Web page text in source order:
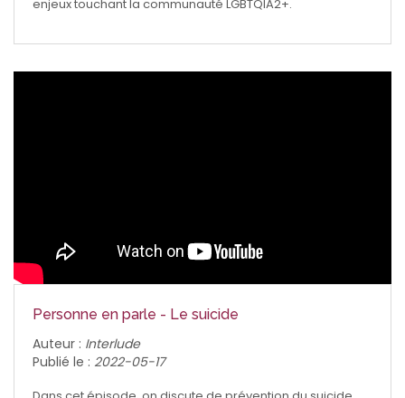
enjeux touchant la communauté LGBTQIA2+.
Personne en parle - Le suicide
Auteur : Interlude
Publié le : 2022-05-17